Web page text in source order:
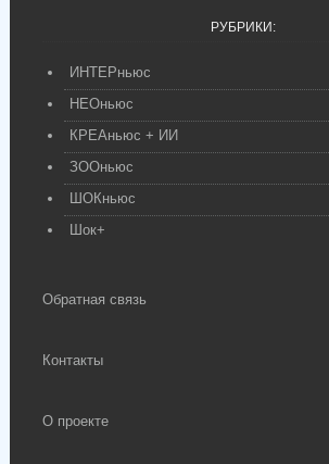
РУБРИКИ:
ИНТЕРньюс
НЕОньюс
КРЕАньюс + ИИ
ЗООньюс
ШОКньюс
Шок+
Обратная связь
Контакты
О проекте